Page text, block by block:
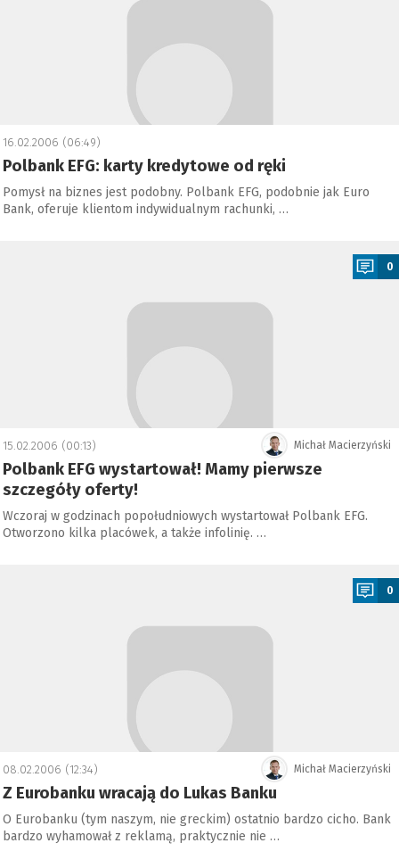
16.02.2006 (06:49)
Polbank EFG: karty kredytowe od ręki
Pomysł na biznes jest podobny. Polbank EFG, podobnie jak Euro
Bank, oferuje klientom indywidualnym rachunki, …
0
Michał Macierzyński
15.02.2006 (00:13)
Polbank EFG wystartował! Mamy pierwsze
szczegóły oferty!
Wczoraj w godzinach popołudniowych wystartował Polbank EFG.
Otworzono kilka placówek, a także infolinię. …
0
Michał Macierzyński
08.02.2006 (12:34)
Z Eurobanku wracają do Lukas Banku
O Eurobanku (tym naszym, nie greckim) ostatnio bardzo cicho. Bank
bardzo wyhamował z reklamą, praktycznie nie …